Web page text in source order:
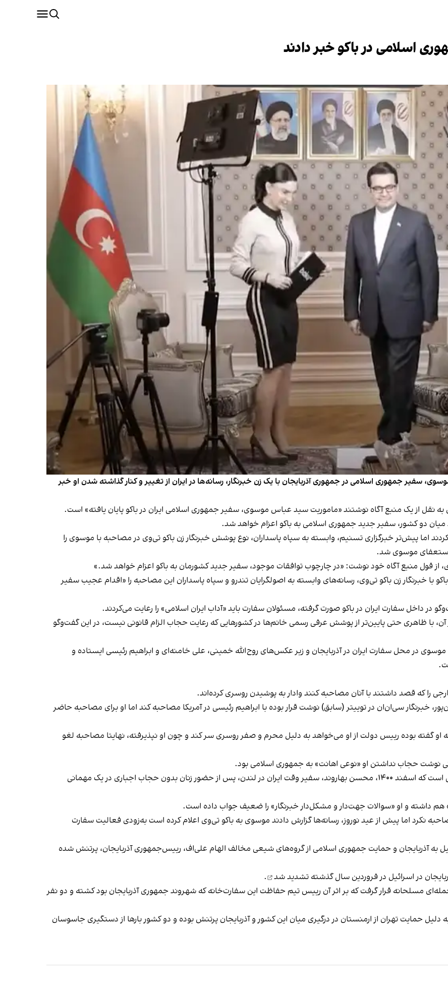
اسلامی در باکو خبر دادند
سفیر جمهوری اسلامی در جمهوری آذربایجان با یک زن خبرنگار، رسانه‌ها در ایران از تغییر و کنار گذاشته شدن او خبر
دو کشور، سفیر جدید جمهوری اسلامی به باکو اعزام خواهد شد.
اما پیش‌تر خبرگزاری تسنیم، وابسته به سپاه پاسداران، نوع پوشش خبرنگار زن باکو تی‌وی در مصاحبه با موسوی را
استعفای موسوی شد.
قول منبع آگاه خود نوشت: «در چارچوب توافقات موجود، سفیر جدید کشورمان به باکو‌ اعزام خواهد شد.»
خبرنگار زن باکو تی‌وی، رسانه‌های وابسته به اصولگرایان تندرو و سپاه پاسداران این مصاحبه را «اقدام عجیب سفیر
در داخل سفارت ایران در باکو صورت گرفته، مسئولان سفارت‌ باید «آداب ایران اسلامی» را رعایت می‌کردند.
آن، با ظاهری حتی پایین‌تر از پوشش عرفی رسمی خانم‌ها در کشورهایی که رعایت حجاب الزام قانونی نیست، در این گفت‌وگو
در محل سفارت ایران در آذربایجان و زیر عکس‌های روح‌الله خمینی، علی خامنه‌ای و ابراهیم رئیسی ایستاده و
را که قصد داشتند با آنان مصاحبه کنند وادار به پوشیدن روسری کرده‌اند.
خبرنگار سی‌ان‌ان در توییتر (سابق) نوشت قرار بوده با ابراهیم رئیسی در آمریکا مصاحبه کند اما او برای مصاحبه حاضر
به او گفته بوده رییس دولت از او می‌خواهد به دلیل محرم و صفر روسری سر کند و چون او نپذیرفته، نهایتا مصاحبه لغو
نوشت حجاب نداشتن او «نوعی اهانت» به جمهوری اسلامی بود.
درخواست این رسانه سپاه برای کناره‌گیری موسوی در حالی است که اسفند ۱۴۰۰، محسن بهاروند، سفیر وقت ایران در لندن، پس از حضور زنان بدون حجاب اجباری در یک مهمانی
هم داشته و او «سوالات جهت‌دار و مشکل‌دار خبرنگار» را ضعیف جواب داده است.
نکرد اما پیش از عید نوروز، رسانه‌ها گزارش دادند موسوی به باکو تی‌وی اعلام کرده است به‌زودی فعالیت سفارت
به آذربایجان و حمایت جمهوری اسلامی از گروه‌های شیعی مخالف الهام علی‌اف، رییس‌جمهوری آذربایجان، پر‌تنش شده
در اسرائیل در فروردین سال گذشته تشدید شد
.
هدف حمله‌ای مسلحانه قرار گرفت که بر اثر آن رییس تیم حفاظت این سفارت‌خانه که شهروند جمهوری آذربایجان بود کشته و دو نفر
دلیل حمایت تهران از ارمنستان در درگیری میان این کشور و آذربایجان پرتنش بوده و دو کشور بارها از دستگیری جاسوسان